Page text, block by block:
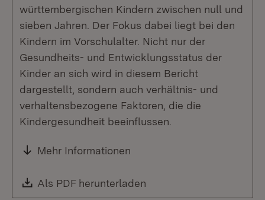
württembergischen Kindern zwischen null und
sieben Jahren. Der Fokus dabei liegt bei den
Kindern im Vorschulalter. Nicht nur der
Gesundheits- und Entwicklungsstatus der
Kinder an sich wird in diesem Bericht
dargestellt, sondern auch verhältnis- und
verhaltensbezogene Faktoren, die die
Kindergesundheit beeinflussen.
Mehr Informationen
Download:
Als PDF herunterladen